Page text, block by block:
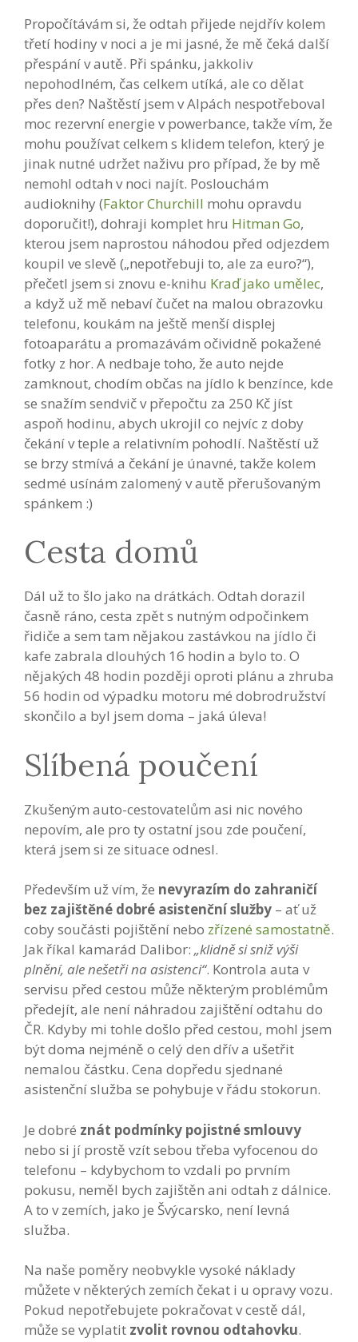
Propočítávám si, že odtah přijede nejdřív kolem
třetí hodiny v noci a je mi jasné, že mě čeká další
přespání v autě. Při spánku, jakkoliv
nepohodlném, čas celkem utíká, ale co dělat
přes den? Naštěstí jsem v Alpách nespotřeboval
moc rezervní energie v powerbance, takže vím, že
mohu používat celkem s klidem telefon, který je
jinak nutné udržet naživu pro případ, že by mě
nemohl odtah v noci najít. Poslouchám
audioknihy (Faktor Churchill mohu opravdu
doporučit!), dohraji komplet hru Hitman Go,
kterou jsem naprostou náhodou před odjezdem
koupil ve slevě („nepotřebuji to, ale za euro?“),
přečetl jsem si znovu e-knihu Kraď jako umělec,
a když už mě nebaví čučet na malou obrazovku
telefonu, koukám na ještě menší displej
fotoaparátu a promazávám očividně pokažené
fotky z hor. A nedbaje toho, že auto nejde
zamknout, chodím občas na jídlo k benzínce, kde
se snažím sendvič v přepočtu za 250 Kč jíst
aspoň hodinu, abych ukrojil co nejvíc z doby
čekání v teple a relativním pohodlí. Naštěstí už
se brzy stmívá a čekání je únavné, takže kolem
sedmé usínám zalomený v autě přerušovaným
spánkem :)
Cesta domů
Dál už to šlo jako na drátkách. Odtah dorazil
časně ráno, cesta zpět s nutným odpočinkem
řidiče a sem tam nějakou zastávkou na jídlo či
kafe zabrala dlouhých 16 hodin a bylo to. O
nějakých 48 hodin později oproti plánu a zhruba
56 hodin od výpadku motoru mé dobrodružství
skončilo a byl jsem doma – jaká úleva!
Slíbená poučení
Zkušeným auto-cestovatelům asi nic nového
nepovím, ale pro ty ostatní jsou zde poučení,
která jsem si ze situace odnesl.
Především už vím, že nevyrazím do zahraničí
bez zajištěné dobré asistenční služby – ať už
coby součásti pojištění nebo zřízené samostatně.
Jak říkal kamarád Dalibor: „klidně si sniž výši
plnění, ale nešetři na asistenci“. Kontrola auta v
servisu před cestou může některým problémům
předejít, ale není náhradou zajištění odtahu do
ČR. Kdyby mi tohle došlo před cestou, mohl jsem
být doma nejméně o celý den dřív a ušetřit
nemalou částku. Cena dopředu sjednané
asistenční služba se pohybuje v řádu stokorun.
Je dobré znát podmínky pojistné smlouvy
nebo si jí prostě vzít sebou třeba vyfocenou do
telefonu – kdybychom to vzdali po prvním
pokusu, neměl bych zajištěn ani odtah z dálnice.
A to v zemích, jako je Švýcarsko, není levná
služba.
Na naše poměry neobvykle vysoké náklady
můžete v některých zemích čekat i u opravy vozu.
Pokud nepotřebujete pokračovat v cestě dál,
může se vyplatit zvolit rovnou odtahovku.